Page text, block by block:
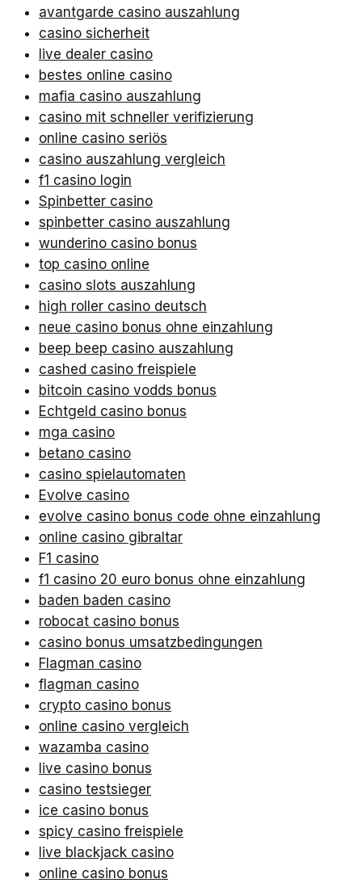
avantgarde casino auszahlung
casino sicherheit
live dealer casino
bestes online casino
mafia casino auszahlung
casino mit schneller verifizierung
online casino seriös
casino auszahlung vergleich
f1 casino login
Spinbetter casino
spinbetter casino auszahlung
wunderino casino bonus
top casino online
casino slots auszahlung
high roller casino deutsch
neue casino bonus ohne einzahlung
beep beep casino auszahlung
cashed casino freispiele
bitcoin casino vodds bonus
Echtgeld casino bonus
mga casino
betano casino
casino spielautomaten
Evolve casino
evolve casino bonus code ohne einzahlung
online casino gibraltar
F1 casino
f1 casino 20 euro bonus ohne einzahlung
baden baden casino
robocat casino bonus
casino bonus umsatzbedingungen
Flagman casino
flagman casino
crypto casino bonus
online casino vergleich
wazamba casino
live casino bonus
casino testsieger
ice casino bonus
spicy casino freispiele
live blackjack casino
online casino bonus